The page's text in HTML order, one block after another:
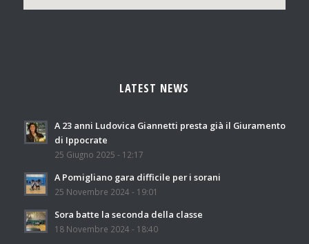
LATEST NEWS
A 23 anni Ludovica Giannetti presta già il Giuramento
di Ippocrate
25 Giugno 2025 - 12:17
A Pomigliano gara difficile per i sorani
25 Novembre 2024 - 19:01
Sora batte la seconda della classe
18 Novembre 2024 - 18:40